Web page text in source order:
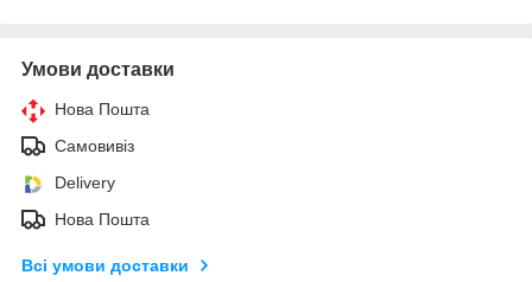
Умови доставки
Нова Пошта
Самовивіз
Delivery
Нова Пошта
Всі умови доставки